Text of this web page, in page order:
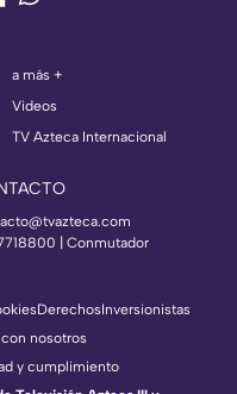
a más +
Videos
TV Azteca Internacional
| Conmutador
DerechosInversionistas
con nosotros
y cumplimiento